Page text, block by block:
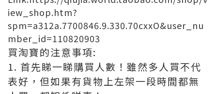
iew_shop.htm?
spm=a312a.7700846.9.330.70cxxO&user_nu
mber_id=110820903
買淘寶的注意事項:
1. 首先睇一睇購買人數！雖然多人買不代
表好，但如果有貨物上左架一段時間都無